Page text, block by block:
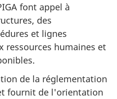
font appel à
des
et lignes
ressources humaines et
de la réglementation
fournit de l'orientation